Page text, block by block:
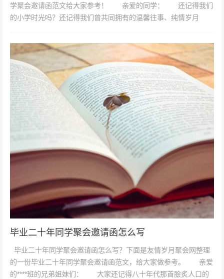
学聚会邀请函范文给大家参考！ 亲爱的同学： 还记得我们
的小学时光吗？还记得我们曾共同拥有的温馨往事、纯情岁月
毕业二十年同学聚会邀请函怎么写
毕业二十年同学聚会邀请函怎么写？下面是友情岁月聚会网整理
的一份毕业二十年同学聚会邀请函范文，给大家做参考。 亲爱
的****班的兄弟姐妹们： 大家还记得八十年代那首脍炙人口的